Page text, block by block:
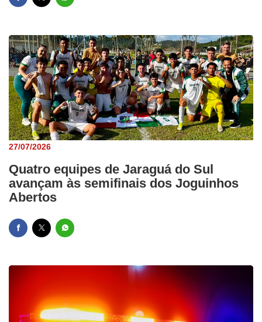
27/07/2026
Quatro equipes de Jaraguá do Sul
avançam às semifinais dos Joguinhos
Abertos